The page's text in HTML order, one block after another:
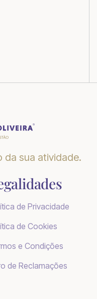
da sua atividade.
de Privacidade
de Cookies
e Condições
de Reclamações